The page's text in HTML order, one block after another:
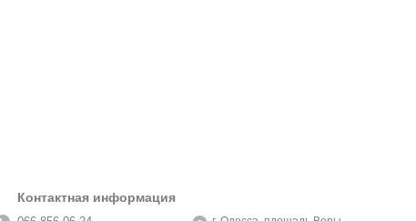
Контактная информация